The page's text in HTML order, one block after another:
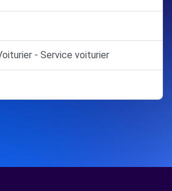
- Service voiturier